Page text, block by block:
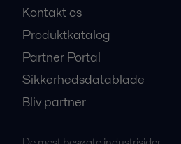
Kontakt os
Produktkatalog
Partner Portal
Sikkerhedsdatablade
Bliv partner